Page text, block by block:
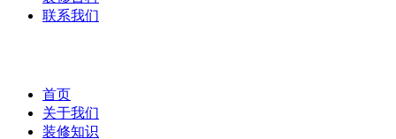
联系我们
首页
关于我们
装修知识